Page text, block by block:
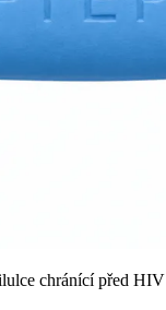
chránící před HIV